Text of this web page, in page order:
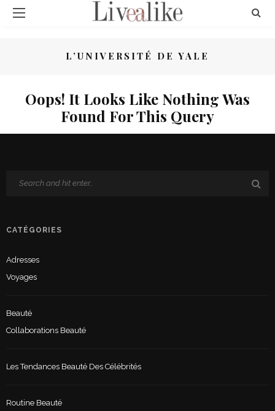
L’UNIVERSITÉ DE YALE
Oops! It Looks Like Nothing Was
Found For This Query
CATÉGORIES
Adresses
Voyages
Beauté
Collaborations Beauté
Les Tendances Beauté Des Célébrités
Routine Beauté